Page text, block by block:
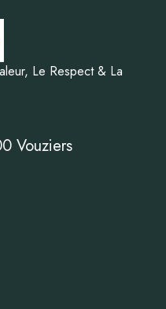
Le Respect & La
Vouziers